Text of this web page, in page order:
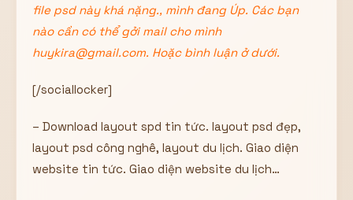
Bạn không có tài khoản?
file psd này khá nặng., mình đang Úp. Các bạn
nào cần có thể gởi mail cho mình
huykira@gmail.com. Hoặc bình luận ở dưới.
[/sociallocker]
– Download layout spd tin tức. layout psd đẹp,
layout psd công nghê, layout du lịch. Giao diện
website tin tức. Giao diện website du lịch…